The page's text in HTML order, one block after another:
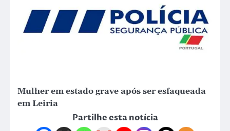
Mulher em estado grave após ser esfaqueada
em Leiria
Partilhe esta notícia